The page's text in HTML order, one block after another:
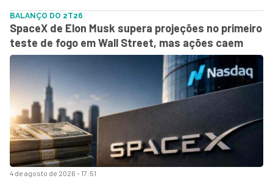
4 de agosto de 2026 - 17:51
BALANÇO DO 2T26
SpaceX de Elon Musk supera projeções no primeiro
teste de fogo em Wall Street, mas ações caem